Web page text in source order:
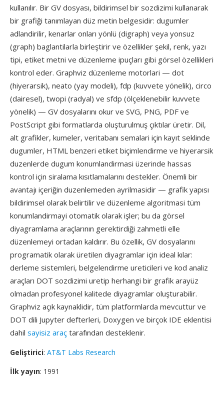
kullanılır. Bir GV dosyası, bildirimsel bir sozdizimi kullanarak
bir grafiği tanımlayan düz metin belgesidir: dugumler
adlandirilir, kenarlar onları yönlü (digraph) veya yonsuz
(graph) baglantilarla birleştirir ve özellikler şekil, renk, yazı
tipi, etiket metni ve düzenleme ipuçları gibi görsel özellikleri
kontrol eder. Graphviz düzenleme motorlari — dot
(hiyerarsik), neato (yay modeli), fdp (kuvvete yönelik), circo
(dairesel), twopi (radyal) ve sfdp (ölçeklenebilir kuvvete
yönelik) — GV dosyalarını okur ve SVG, PNG, PDF ve
PostScript gibi formatlarda oluşturulmuş çıktılar üretir. Dil,
alt grafikler, kumeler, veritabanı semalari için kayıt seklinde
dugumler, HTML benzeri etiket biçimlendirme ve hiyerarsik
duzenlerde dugum konumlandirmasi üzerinde hassas
kontrol için siralama kısıtlamalarını destekler. Önemli bir
avantajı içeriğin duzenlemeden ayrilmasidir — grafik yapısı
bildirimsel olarak belirtilir ve düzenleme algoritmasi tüm
konumlandirmayi otomatik olarak işler; bu da görsel
diyagramlama araçlarının gerektirdiği zahmetli elle
düzenlemeyi ortadan kaldırır. Bu özellik, GV dosyalarını
programatik olarak üretilen diyagramlar için ideal kılar:
derleme sistemleri, belgelendirme ureticileri ve kod analiz
araçları DOT sozdizimi uretip herhangi bir grafik arayüz
olmadan profesyonel kalitede diyagramlar oluşturabilir.
Graphviz açık kaynaklidir, tüm platformlarda mevcuttur ve
DOT dili Jupyter defterleri, Doxygen ve birçok IDE eklentisi
dahil sayisiz araç tarafından desteklenir.
Geliştirici: AT&T Labs Research
İlk yayın: 1991